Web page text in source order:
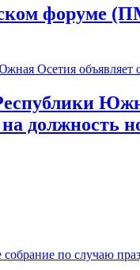
должность